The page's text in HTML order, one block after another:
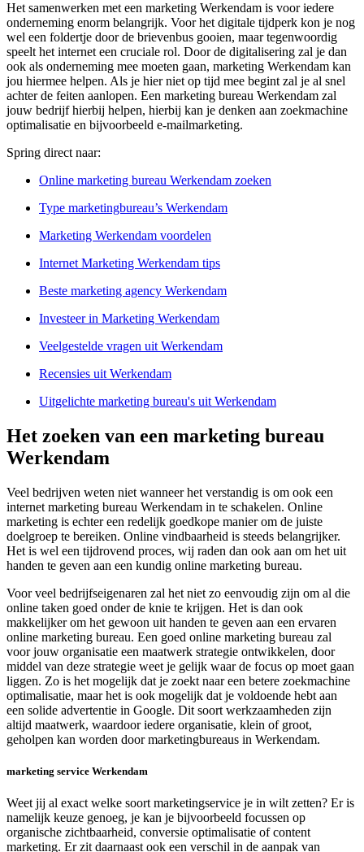
Het samenwerken met een marketing Werkendam is voor iedere
onderneming enorm belangrijk. Voor het digitale tijdperk kon je nog
wel een foldertje door de brievenbus gooien, maar tegenwoordig
speelt het internet een cruciale rol. Door de digitalisering zal je dan
ook als onderneming mee moeten gaan, marketing Werkendam kan
jou hiermee helpen. Als je hier niet op tijd mee begint zal je al snel
achter de feiten aanlopen. Een marketing bureau Werkendam zal
jouw bedrijf hierbij helpen, hierbij kan je denken aan zoekmachine
optimalisatie en bijvoorbeeld e-mailmarketing.
Spring direct naar:
Online marketing bureau Werkendam zoeken
Type marketingbureau’s Werkendam
Marketing Werkendam voordelen
Internet Marketing Werkendam tips
Beste marketing agency Werkendam
Investeer in Marketing Werkendam
Veelgestelde vragen uit Werkendam
Recensies uit Werkendam
Uitgelichte marketing bureau's uit Werkendam
Het zoeken van een marketing bureau
Werkendam
Veel bedrijven weten niet wanneer het verstandig is om ook een
internet marketing bureau Werkendam in te schakelen. Online
marketing is echter een redelijk goedkope manier om de juiste
doelgroep te bereiken. Online vindbaarheid is steeds belangrijker.
Het is wel een tijdrovend proces, wij raden dan ook aan om het uit
handen te geven aan een kundig online marketing bureau.
Voor veel bedrijfseigenaren zal het niet zo eenvoudig zijn om al die
online taken goed onder de knie te krijgen. Het is dan ook
makkelijker om het gewoon uit handen te geven aan een ervaren
online marketing bureau. Een goed online marketing bureau zal
voor jouw organisatie een maatwerk strategie ontwikkelen, door
middel van deze strategie weet je gelijk waar de focus op moet gaan
liggen. Zo is het mogelijk dat je zoekt naar een betere zoekmachine
optimalisatie, maar het is ook mogelijk dat je voldoende hebt aan
een solide advertentie in Google. Dit soort werkzaamheden zijn
altijd maatwerk, waardoor iedere organisatie, klein of groot,
geholpen kan worden door marketingbureaus in Werkendam.
marketing service Werkendam
Weet jij al exact welke soort marketingservice je in wilt zetten? Er is
namelijk keuze genoeg, je kan je bijvoorbeeld focussen op
organische zichtbaarheid, conversie optimalisatie of content
marketing. Er zit daarnaast ook een verschil in de aanpak van